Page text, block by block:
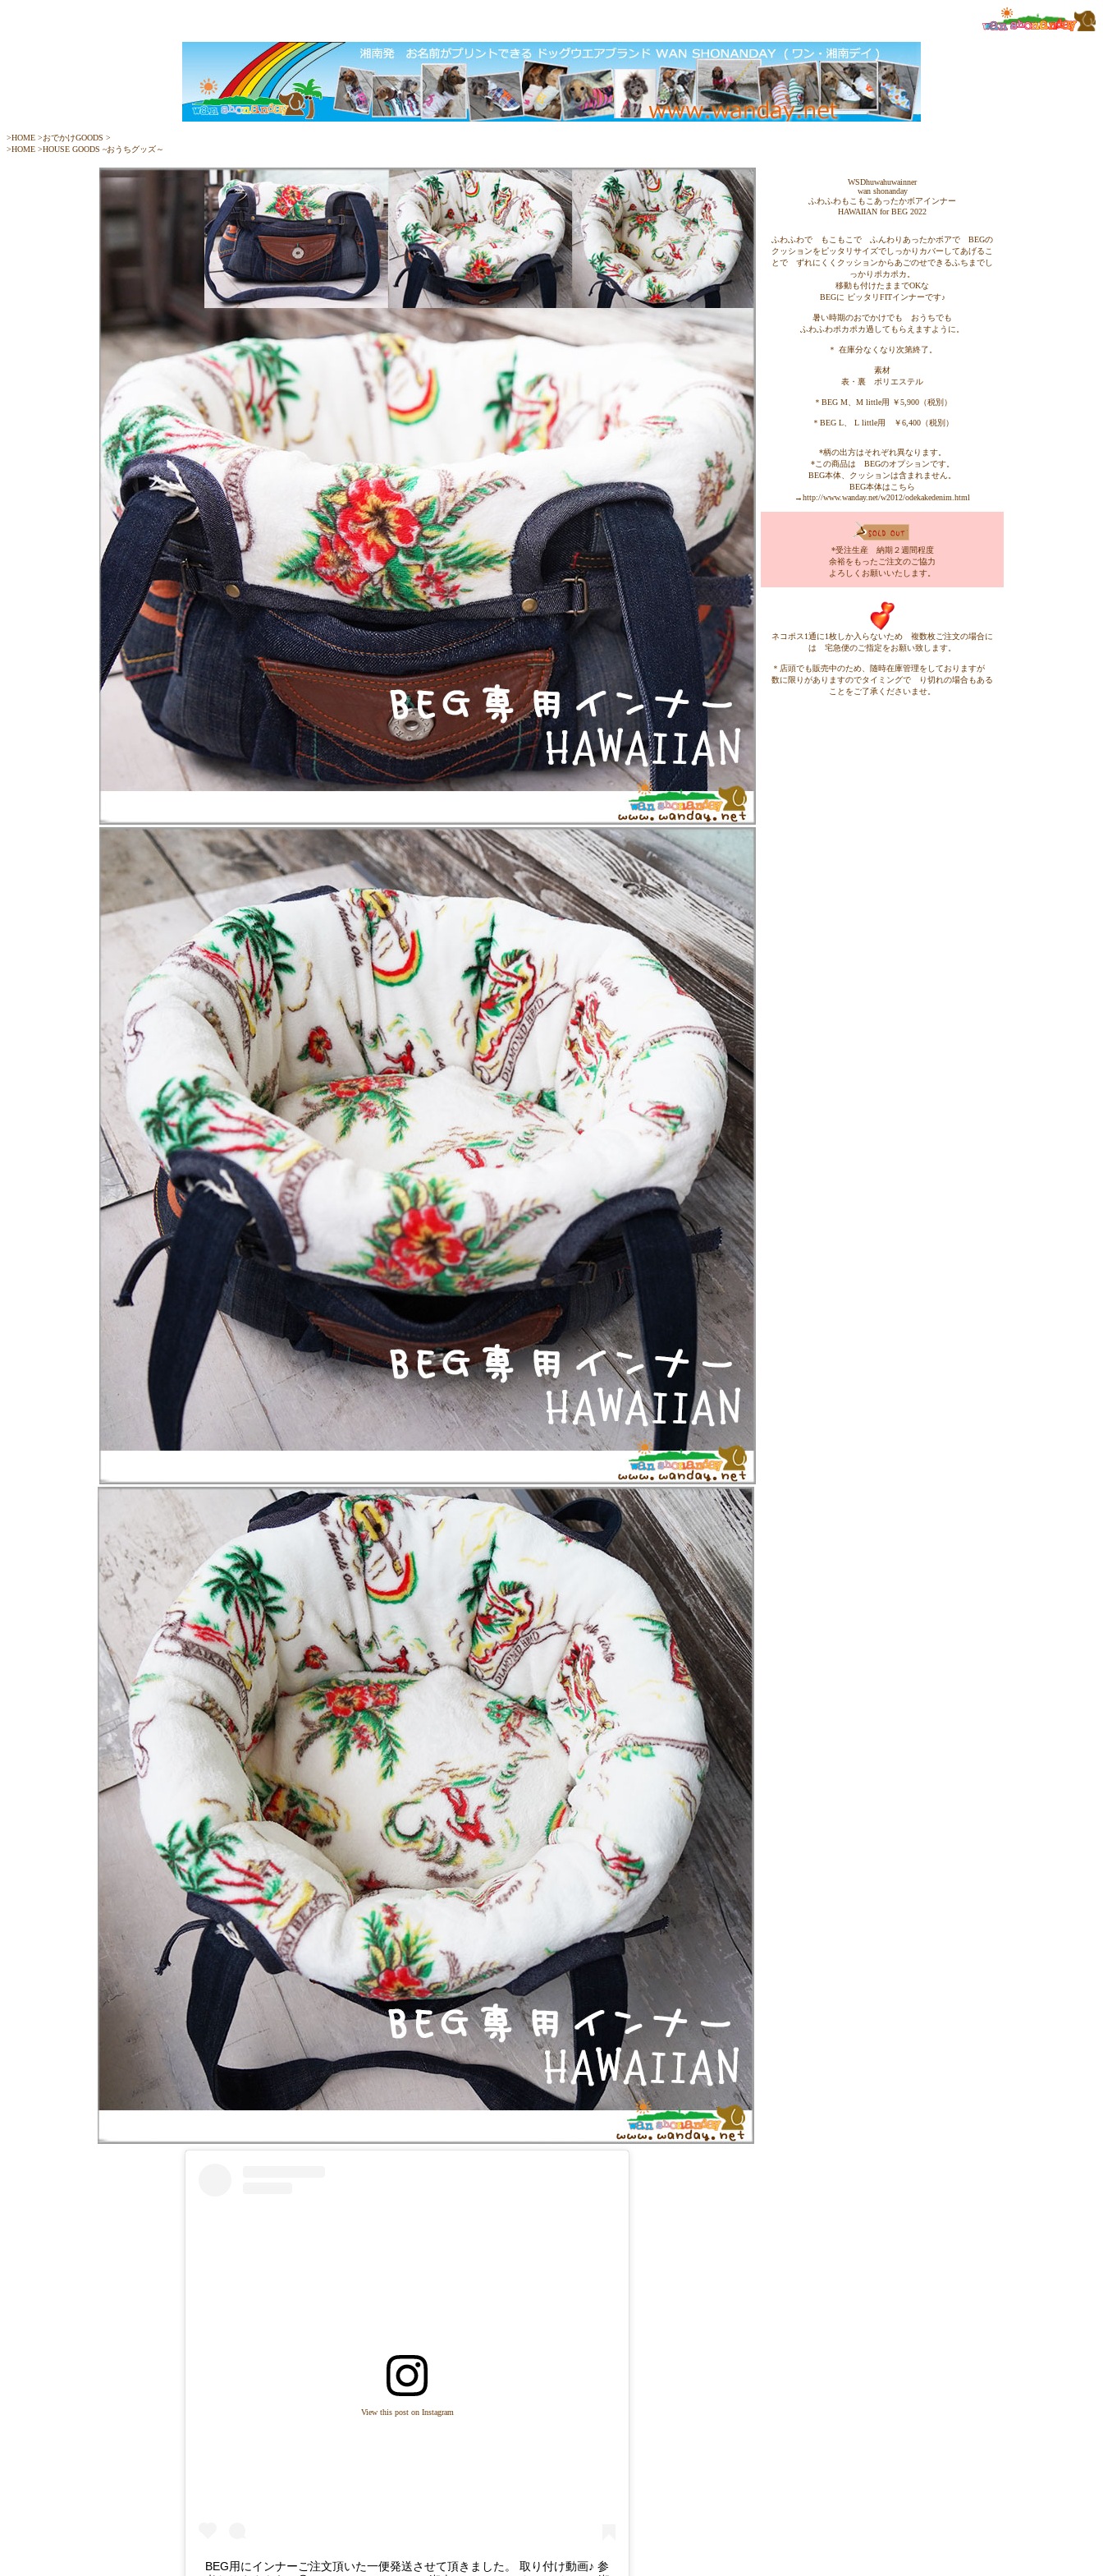
>HOME >おでかけGOODS >
>HOME >HOUSE GOODS ~おうちグッズ～
WSDhuwahuwainner
wan shonanday
ふわふわもこもこあったかボアインナー
HAWAIIAN for BEG 2022
ふわふわで もこもこで ふんわりあったかボアで BEGの
クッションをピッタリサイズでしっかりカバーしてあげるこ
とで ずれにくくクッションからあごのせできるふちまでし
っかりポカポカ。
移動も付けたままでOKな
BEGに ピッタリFITインナーです♪
暑い時期のおでかけでも おうちでも
ふわふわポカポカ過してもらえますように。
＊ 在庫分なくなり次第終了。
素材
表・裏 ポリエステル
＊BEG M、M little用 ￥5,900（税別）
＊BEG L、 L little用 ￥6,400（税別）
*柄の出方はそれぞれ異なります。
*この商品は BEGのオプションです。
BEG本体、クッションは含まれません。
BEG本体はこちら
→http://www.wanday.net/w2012/odekakedenim.html
*受注生産 納期２週間程度
余裕をもったご注文のご協力
よろしくお願いいたします。
ネコポス1通に1枚しか入らないため 複数枚ご注文の場合に
は 宅急便のご指定をお願い致します。
＊店頭でも販売中のため、随時在庫管理をしておりますが
数に限りがありますのでタイミングで り切れの場合もある
ことをご了承くださいませ。
View this post on Instagram
BEG用にインナーご注文頂いた一便発送させて頂きました。 取り付け動画♪ 参